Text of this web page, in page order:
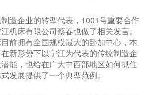
造企业的转型代表，1001号重要合作
机床有限公司蔡春也做了相关发言。
前拥有全国规模最大的卧加中心，本
新形势下以宁江为代表的传统制造企
能，也给在广大中西部地区如何抓住
发展提供了一个典型范例。